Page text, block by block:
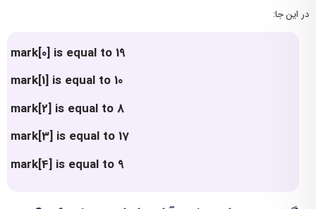
در این جا:
mark[0] is equal to 19
mark[1] is equal to 10
mark[2] is equal to 8
mark[3] is equal to 17
mark[4] is equal to 9